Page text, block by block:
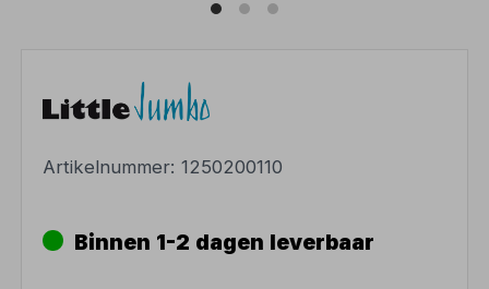
Artikelnummer:1250200110
Binnen 1-2 dagen leverbaar